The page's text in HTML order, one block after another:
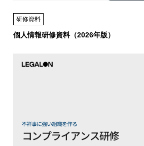
研修資料
個人情報研修資料（2026年版）